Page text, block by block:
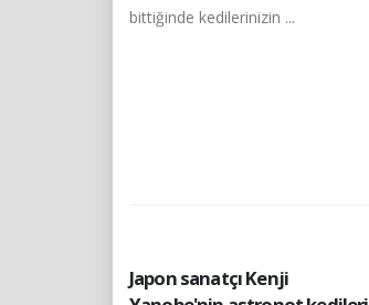
bittiğinde kedilerinizin ...
Japon sanatçı Kenji